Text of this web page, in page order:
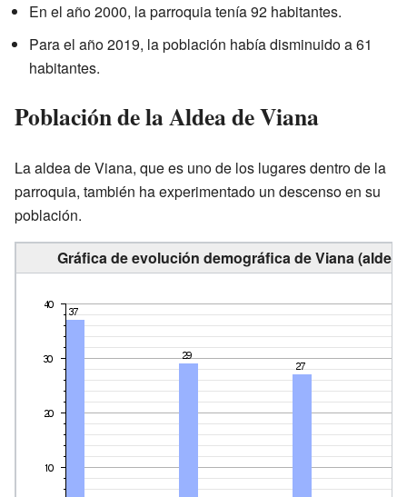
En el año 2000, la parroquia tenía 92 habitantes.
Para el año 2019, la población había disminuido a 61
habitantes.
Población de la Aldea de Viana
La aldea de Viana, que es uno de los lugares dentro de la
parroquia, también ha experimentado un descenso en su
población.
Gráfica de evolución demográfica de Viana (aldea)